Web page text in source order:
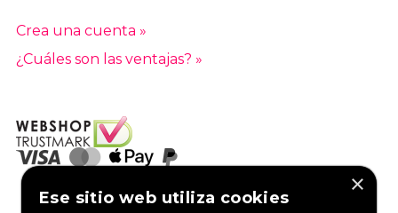
Crea una cuenta »
¿Cuáles son las ventajas? »
×
Ese sitio web utiliza cookies